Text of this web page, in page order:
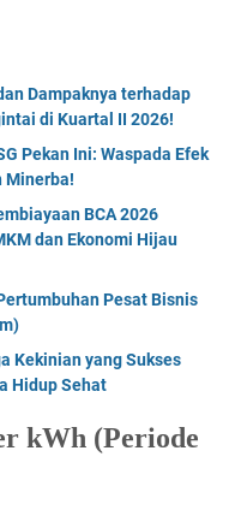
Dampaknya terhadap
di Kuartal II 2026!
Pekan Ini: Waspada Efek
Minerba!
BCA 2026
dan Ekonomi Hijau
Pesat Bisnis
Kekinian yang Sukses
Hidup Sehat
kWh (Periode